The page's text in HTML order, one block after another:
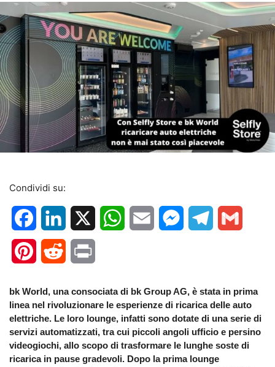
Condividi su:
FacebookLinkedIn WhatsApp
Email MessengerTelegram
PinterestReddit
bk World, una consociata di bk Group AG, è stata in prima
linea nel rivoluzionare le esperienze di ricarica delle auto
elettriche. Le loro lounge, infatti sono dotate di una serie di
servizi automatizzati, tra cui piccoli angoli ufficio e persino
videogiochi, allo scopo di trasformare le lunghe soste di
ricarica in pause gradevoli. Dopo la prima lounge